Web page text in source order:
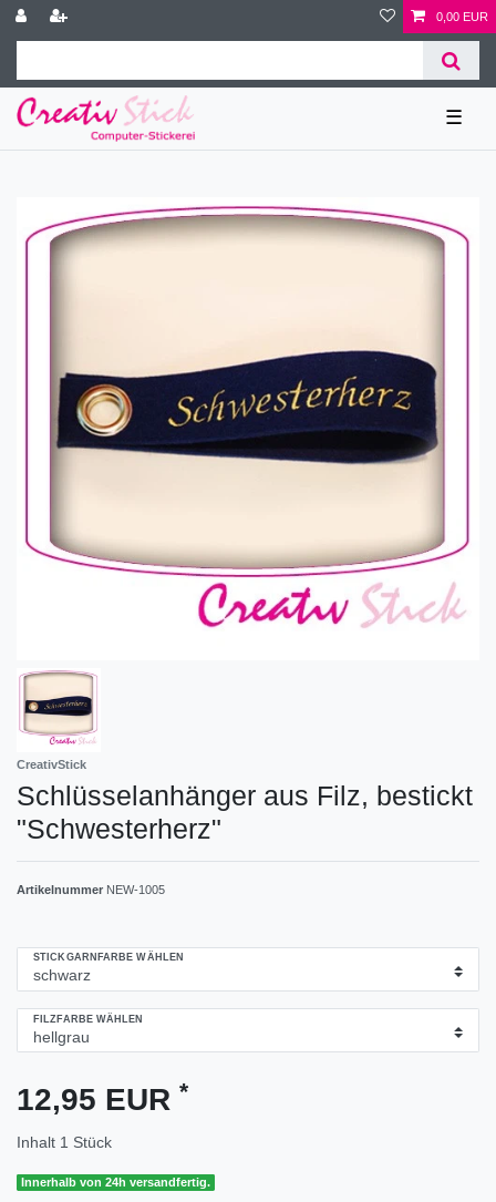
0,00 EUR
☰
CreativStick
Schlüsselanhänger aus Filz, bestickt
"Schwesterherz"
Artikelnummer NEW-1005
STICKGARNFARBE WÄHLEN
FILZFARBE WÄHLEN
12,95 EUR *
Inhalt 1 Stück
Innerhalb von 24h versandfertig.